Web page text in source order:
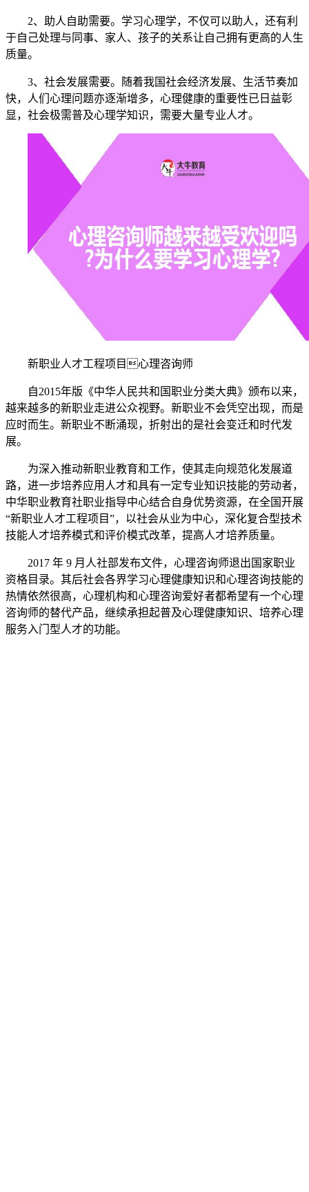
2、助人自助需要。学习心理学，不仅可以助人，还有利
于自己处理与同事、家人、孩子的关系让自己拥有更高的人生
质量。
3、社会发展需要。随着我国社会经济发展、生活节奏加
快，人们心理问题亦逐渐增多，心理健康的重要性已日益彰
显，社会极需普及心理学知识，需要大量专业人才。
新职业人才工程项目心理咨询师
自2015年版《中华人民共和国职业分类大典》颁布以来，
越来越多的新职业走进公众视野。新职业不会凭空出现，而是
应时而生。新职业不断涌现，折射出的是社会变迁和时代发
展。
为深入推动新职业教育和工作，使其走向规范化发展道
路，进一步培养应用人才和具有一定专业知识技能的劳动者，
中华职业教育社职业指导中心结合自身优势资源，在全国开展
“新职业人才工程项目”，以社会从业为中心，深化复合型技术
技能人才培养模式和评价模式改革，提高人才培养质量。
2017 年 9 月人社部发布文件，心理咨询师退出国家职业
资格目录。其后社会各界学习心理健康知识和心理咨询技能的
热情依然很高，心理机构和心理咨询爱好者都希望有一个心理
咨询师的替代产品，继续承担起普及心理健康知识、培养心理
服务入门型人才的功能。